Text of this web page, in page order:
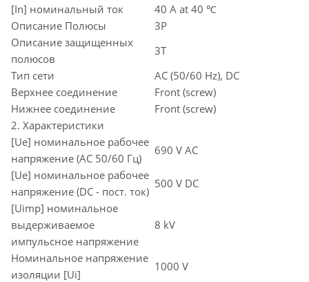
[In] номинальный ток
40 A at 40 ℃
Описание Полюсы
3P
Описание защищенных
полюсов
3T
Тип сети
AC (50/60 Hz), DC
Верхнее соединение
Front (screw)
Нижнее соединение
Front (screw)
2. Характеристики
[Ue] номинальное рабочее
напряжение (AC 50/60 Гц)
690 V AC
[Ue] номинальное рабочее
напряжение (DC - пост. ток)
500 V DC
[Uimp] номинальное
выдерживаемое
импульсное напряжение
8 kV
Номинальное напряжение
изоляции [Ui]
1000 V